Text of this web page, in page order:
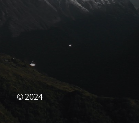
© 2024